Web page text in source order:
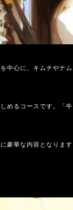
中心に、キムチやナ
めるコースです。「
豪華な内容となりま